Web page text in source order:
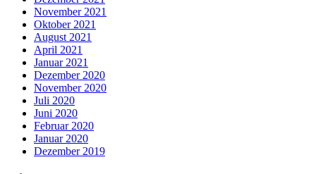
November 2021
Oktober 2021
August 2021
April 2021
Januar 2021
Dezember 2020
November 2020
Juli 2020
Juni 2020
Februar 2020
Januar 2020
Dezember 2019